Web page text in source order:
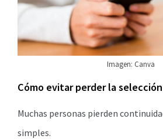
Imagen: Canva
Cómo evitar perder la selección
Muchas personas pierden
simples.